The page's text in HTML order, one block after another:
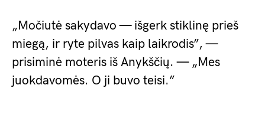
„Močiutė sakydavo — išgerk stiklinę prieš
miegą, ir ryte pilvas kaip laikrodis”, —
prisiminė moteris iš Anykščių. — „Mes
juokdavomės. O ji buvo teisi.”